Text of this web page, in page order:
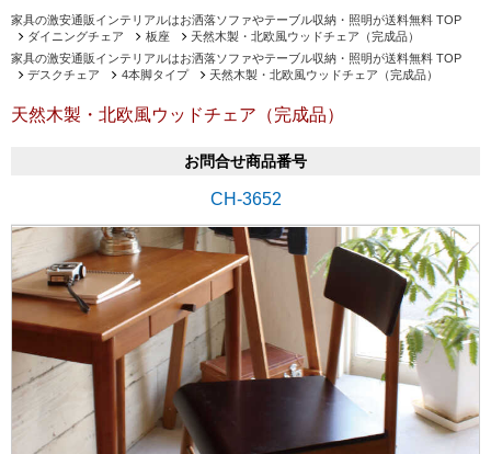
家具の激安通販インテリアルはお洒落ソファやテーブル収納・照明が送料無料 TOP
ダイニングチェア
板座
天然木製・北欧風ウッドチェア（完成品）
家具の激安通販インテリアルはお洒落ソファやテーブル収納・照明が送料無料 TOP
デスクチェア
4本脚タイプ 天然木製・北欧風ウッドチェア（完成品）
天然木製・北欧風ウッドチェア（完成品）
お問合せ商品番号
CH-3652